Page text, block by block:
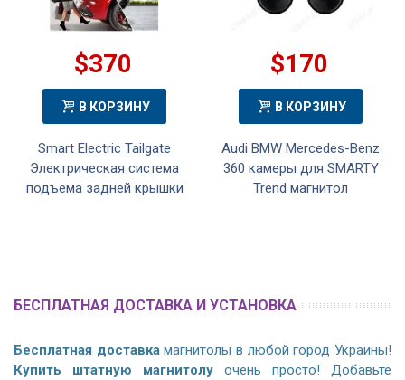
$370
В КОРЗИНУ
Smart Electric Tailgate
Электрическая система
подъема задней крышки
$170
В КОРЗИНУ
Audi BMW Mercedes-Benz
360 камеры для SMARTY
Trend магнитол
БЕСПЛАТНАЯ ДОСТАВКА И УСТАНОВКА
Бесплатная доставкамагнитолы в любой город Украины!
Купить штатную магнитолу очень просто! Добавьте